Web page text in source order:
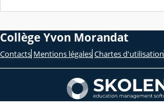
Collège Yvon Morandat
Contacts Mentions légales Chartes d'utilisation